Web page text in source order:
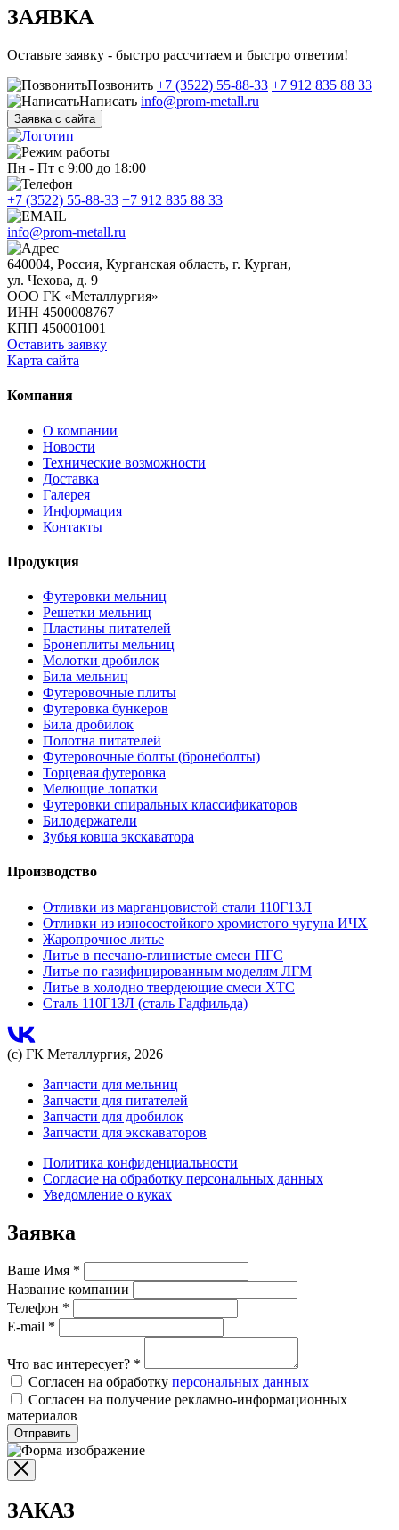
ЗАЯВКА
Оставьте заявку - быстро рассчитаем и быстро ответим!
Позвонить +7 (3522) 55-88-33 +7 912 835 88 33
Написать info@prom-metall.ru
Заявка с сайта
Пн - Пт с 9:00 до 18:00
+7 (3522) 55-88-33 +7 912 835 88 33
info@prom-metall.ru
640004, Россия, Курганская область, г. Курган,
ул. Чехова, д. 9
ООО ГК «Металлургия»
ИНН 4500008767
КПП 450001001
Оставить заявку
Карта сайта
Компания
О компании
Новости
Технические возможности
Доставка
Галерея
Информация
Контакты
Продукция
Футеровки мельниц
Решетки мельниц
Пластины питателей
Бронеплиты мельниц
Молотки дробилок
Била мельниц
Футеровочные плиты
Футеровка бункеров
Била дробилок
Полотна питателей
Футеровочные болты (бронеболты)
Торцевая футеровка
Мелющие лопатки
Футеровки спиральных классификаторов
Билодержатели
Зубья ковша экскаватора
Производство
Отливки из марганцовистой стали 110Г13Л
Отливки из износостойкого хромистого чугуна ИЧХ
Жаропрочное литье
Литье в песчано-глинистые смеси ПГС
Литье по газифицированным моделям ЛГМ
Литье в холодно твердеющие смеси ХТС
Сталь 110Г13Л (сталь Гадфильда)
(с) ГК Металлургия, 2026
Запчасти для мельниц
Запчасти для питателей
Запчасти для дробилок
Запчасти для экскаваторов
Политика конфиденциальности
Согласие на обработку персональных данных
Уведомление о куках
Заявка
Ваше Имя *
Название компании
Телефон *
E-mail *
Что вас интересует? *
Согласен на обработку персональных данных
Согласен на получение рекламно-информационных
материалов
Отправить
ЗАКАЗ